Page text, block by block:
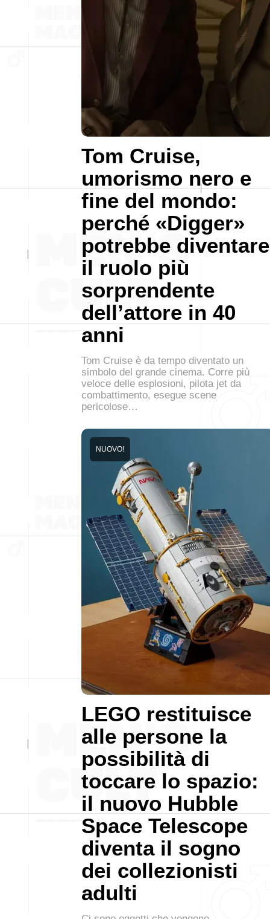
Tom Cruise,
umorismo nero e
fine del mondo:
perché «Digger»
potrebbe diventare
il ruolo più
sorprendente
dell’attore in 40
anni
Tom Cruise è da tempo diventato un
simbolo del grande cinema. Corre più
veloce delle esplosioni, pilota jet da
combattimento, esegue scene
pericolose…
LEGO restituisce
alle persone la
possibilità di
toccare lo spazio:
il nuovo Hubble
Space Telescope
diventa il sogno
dei collezionisti
adulti
NUOVO!